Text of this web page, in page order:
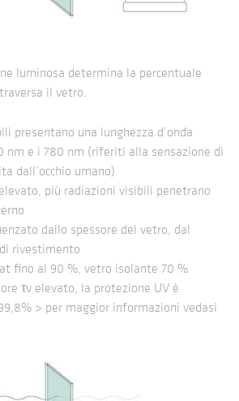
luminosa determina la percentuale
il vetro.
presentano una lunghezza d’onda
nm e i 780 nm (riferiti alla sensazione di
dall’occhio umano)
più radiazioni visibili penetrano
dallo spessore del vetro, dal
rivestimento
fino al 90 %, vetro isolante 70 %
τv elevato, la protezione UV è
> per maggior informazioni vedasi